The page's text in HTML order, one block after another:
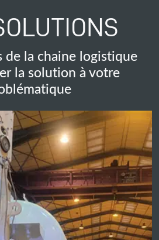
de la chaine logistique
la solution à votre